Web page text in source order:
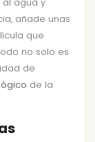
al agua y
añade unas
que
no solo es
de
de la